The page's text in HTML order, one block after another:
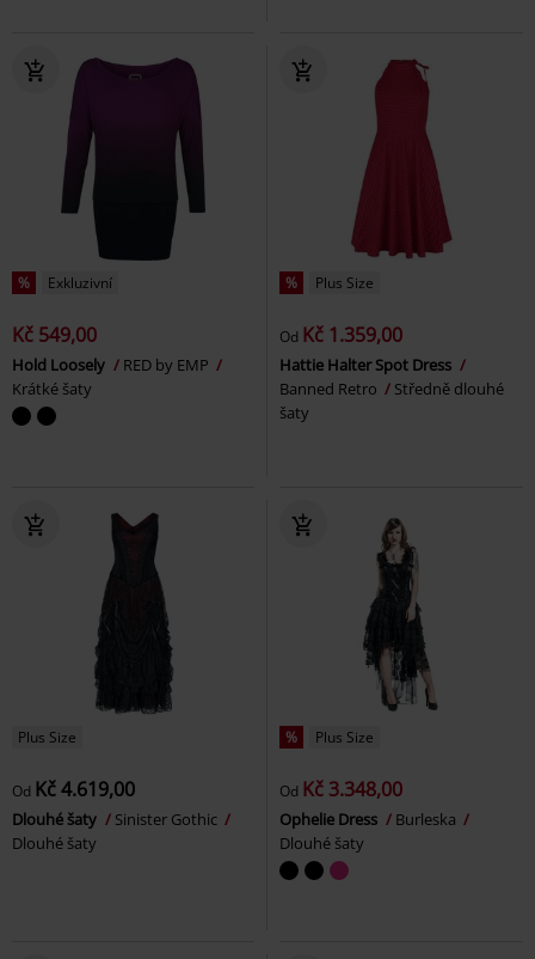
% Exkluzivní
Kč 549,00
Hold Loosely
RED by EMP
Krátké šaty
% Plus Size
Od Kč 1.359,00
Hattie Halter Spot Dress
Banned Retro
Středně dlouhé
šaty
Plus Size
Od Kč 4.619,00
Dlouhé šaty
Sinister Gothic
Dlouhé šaty
% Plus Size
Od Kč 3.348,00
Ophelie Dress
Burleska
Dlouhé šaty